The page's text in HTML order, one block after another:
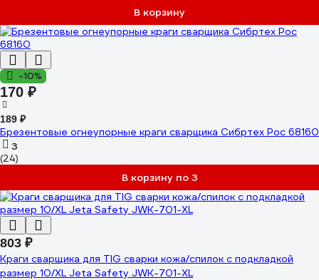
В корзину
-10%
170 ₽
189 ₽
Брезентовые огнеупорные краги сварщика Сибртех Рос 68160
3
(24)
В корзину по 3
803 ₽
Краги сварщика для TIG сварки кожа/спилок с подкладкой
размер 10/XL Jeta Safety JWK-701-XL